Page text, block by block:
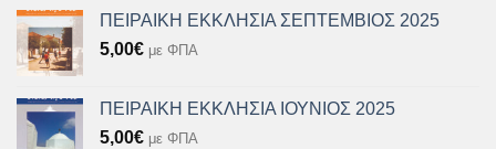
ΠΕΙΡΑΙΚΗ ΕΚΚΛΗΣΙΑ ΣΕΠΤΕΜΒΙΟΣ 2025
5,00€ με ΦΠΑ
ΠΕΙΡΑΙΚΗ ΕΚΚΛΗΣΙΑ ΙΟΥΝΙΟΣ 2025
5,00€ με ΦΠΑ